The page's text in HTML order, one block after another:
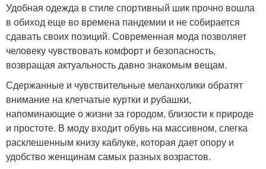
Удобная одежда в стиле спортивный шик прочно вошла
в обиход еще во времена пандемии и не собирается
сдавать своих позиций. Современная мода позволяет
человеку чувствовать комфорт и безопасность,
возвращая актуальность давно знакомым вещам.
Сдержанные и чувствительные меланхолики обратят
внимание на клетчатые куртки и рубашки,
напоминающие о жизни за городом, близости к природе
и простоте. В моду входит обувь на массивном, слегка
расклешенным книзу каблуке, которая дает опору и
удобство женщинам самых разных возрастов.